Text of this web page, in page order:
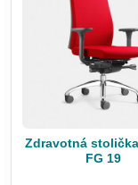
Zdravotná
FG 19